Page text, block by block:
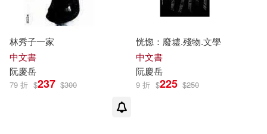
林秀子一家
中文書
阮慶岳
79 折 $237 $300
恍惚：廢墟.殘物.文學
中文書
阮慶岳
9 折 $225 $250